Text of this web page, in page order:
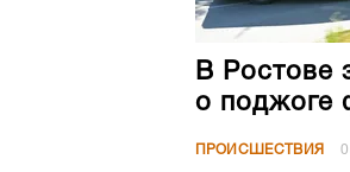
В Ростове
о поджоге
ПРОИСШЕСТВИЯ